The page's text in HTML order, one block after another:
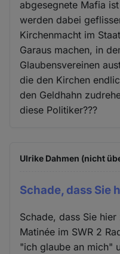
abgesegnete Mafia
werden dabei
Kirchenmacht im
Garaus machen, in
Glaubensvereinen
die den Kirchen
den Geldhahn
diese Politiker???
Ulrike Dahmen (nicht
Schade, dass Sie
Schade, dass Sie
Matinée im SWR 2
"ich glaube an mich"